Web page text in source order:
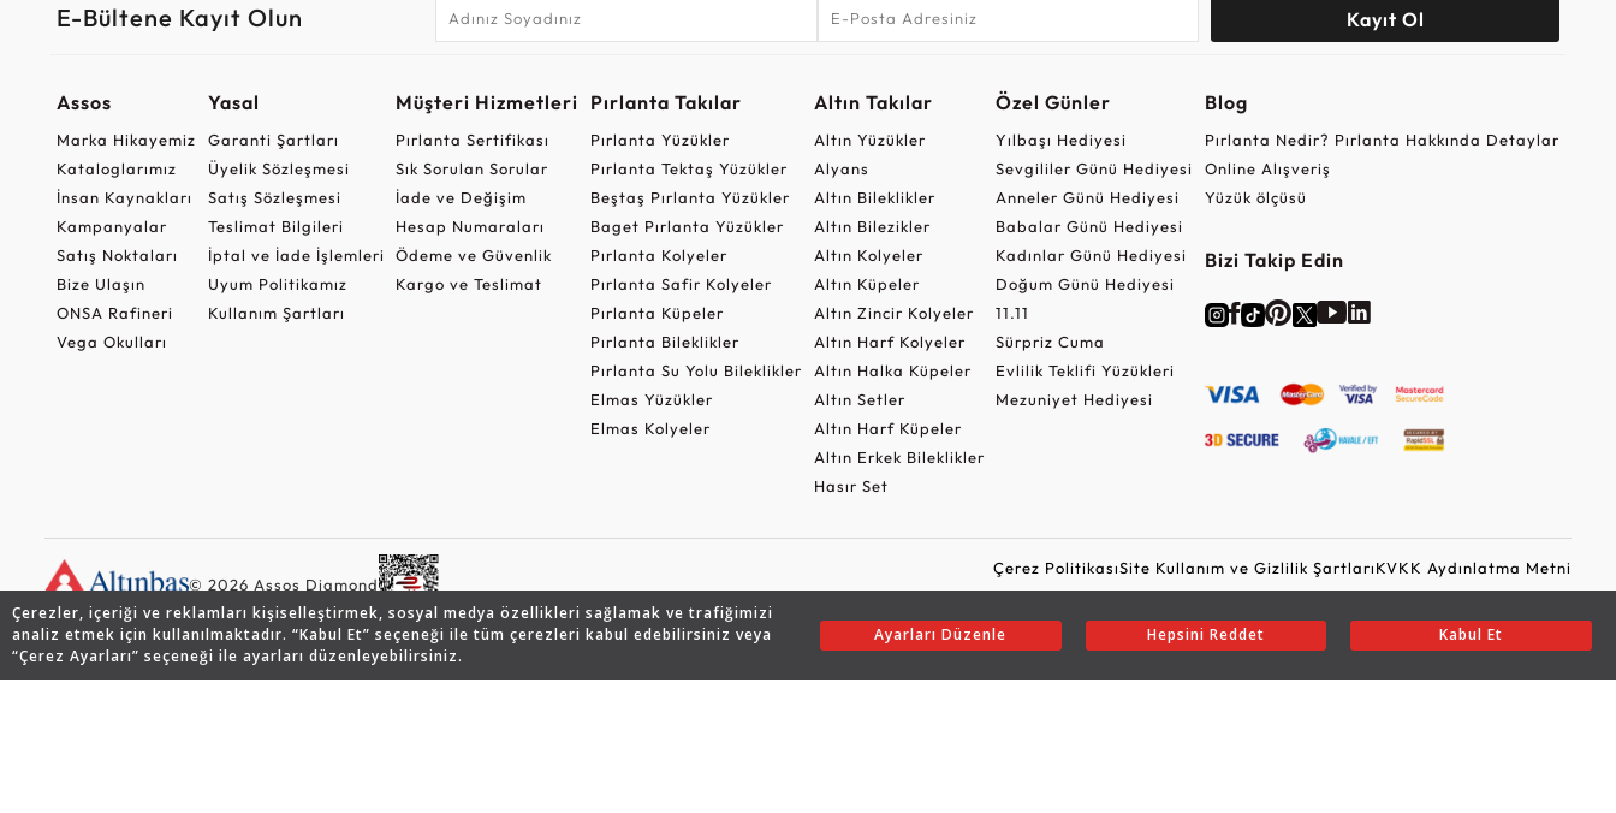
Çerezler, içeriği ve reklamları kişiselleştirmek, sosyal medya özellikleri sağlamak ve trafiğimizi
analiz etmek için kullanılmaktadır. “Kabul Et” seçeneği ile tüm çerezleri kabul edebilirsiniz veya
“Çerez Ayarları” seçeneği ile ayarları düzenleyebilirsiniz.
Ayarları Düzenle Hepsini Reddet Kabul Et
E-Bültene Kayıt Olun Kayıt Ol
Assos
Marka Hikayemiz
Kataloglarımız
İnsan Kaynakları
Kampanyalar
Satış Noktaları
Bize Ulaşın
ONSA Rafineri
Vega Okulları
Yasal
Garanti Şartları
Üyelik Sözleşmesi
Satış Sözleşmesi
Teslimat Bilgileri
İptal ve İade İşlemleri
Uyum Politikamız
Kullanım Şartları
Müşteri Hizmetleri
Pırlanta Sertifikası
Sık Sorulan Sorular
İade ve Değişim
Hesap Numaraları
Ödeme ve Güvenlik
Kargo ve Teslimat
Pırlanta Takılar
Pırlanta Yüzükler
Pırlanta Tektaş Yüzükler
Beştaş Pırlanta Yüzükler
Baget Pırlanta Yüzükler
Pırlanta Kolyeler
Pırlanta Safir Kolyeler
Pırlanta Küpeler
Pırlanta Bileklikler
Pırlanta Su Yolu Bileklikler
Elmas Yüzükler
Elmas Kolyeler
Altın Takılar
Altın Yüzükler
Alyans
Altın Bileklikler
Altın Bilezikler
Altın Kolyeler
Altın Küpeler
Altın Zincir Kolyeler
Altın Harf Kolyeler
Altın Halka Küpeler
Altın Setler
Altın Harf Küpeler
Altın Erkek Bileklikler
Hasır Set
Özel Günler
Yılbaşı Hediyesi
Sevgililer Günü Hediyesi
Anneler Günü Hediyesi
Babalar Günü Hediyesi
Kadınlar Günü Hediyesi
Doğum Günü Hediyesi
11.11
Sürpriz Cuma
Evlilik Teklifi Yüzükleri
Mezuniyet Hediyesi
Blog
Pırlanta Nedir? Pırlanta Hakkında Detaylar
Online Alışveriş
Yüzük ölçüsü
Bizi Takip Edin
© 2026 Assos Diamond
Çerez PolitikasıSite Kullanım ve Gizlilik ŞartlarıKVKK Aydınlatma Metni